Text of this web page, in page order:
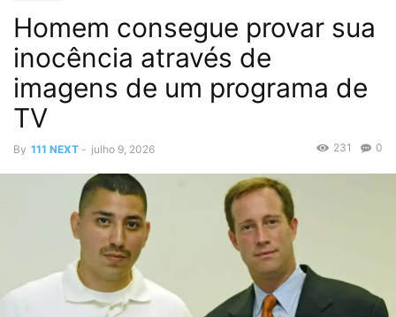
Homem consegue provar sua
inocência através de
imagens de um programa de
TV
By 111 NEXT - julho 9, 2026 0
231